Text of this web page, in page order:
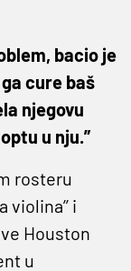
bacio je
cure baš
njegovu
u nju.”
rosteru
violina’’ i
Houston
u